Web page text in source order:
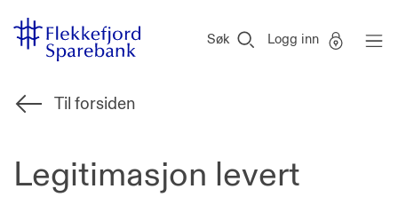
Gå til sideinnhold
Sparebank
Søk Logg inn
Til forsiden
Legitimasjon levert
er
Miljøfyrtårn-